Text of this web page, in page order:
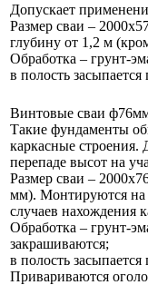
Допускает
Размер сваи –
глубину от 1,2 м
Обработка – грунт-
в полость засыпается
Винтовые сваи
Такие фундаменты
каркасные строения.
перепаде высот на
Размер сваи –
мм). Монтируются на
случаев нахождения
Обработка – грунт-
закрашиваются;
в полость засыпается
Привариваются